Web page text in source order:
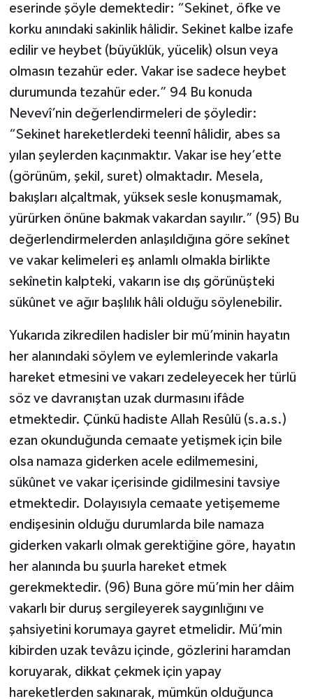
eserinde şöyle demektedir: “Sekinet, öfke ve
korku anındaki sakinlik hâlidir. Sekinet kalbe izafe
edilir ve heybet (büyüklük, yücelik) olsun veya
olmasın tezahür eder. Vakar ise sadece heybet
durumunda tezahür eder.” 94 Bu konuda
Nevevî’nin değerlendirmeleri de şöyledir:
“Sekinet hareketlerdeki teennî hâlidir, abes sa
yılan şeylerden kaçınmaktır. Vakar ise hey’ette
(görünüm, şekil, suret) olmaktadır. Mesela,
bakışları alçaltmak, yüksek sesle konuşmamak,
yürürken önüne bakmak vakardan sayılır.” (95) Bu
değerlendirmelerden anlaşıldığına göre sekînet
ve vakar kelimeleri eş anlamlı olmakla birlikte
sekînetin kalpteki, vakarın ise dış görünüşteki
sükûnet ve ağır başlılık hâli olduğu söylenebilir.
Yukarıda zikredilen hadisler bir mü’minin hayatın
her alanındaki söylem ve eylemlerinde vakarla
hareket etmesini ve vakarı zedeleyecek her türlü
söz ve davranıştan uzak durmasını ifâde
etmektedir. Çünkü hadiste Allah Resûlü (s.a.s.)
ezan okunduğunda cemaate yetişmek için bile
olsa namaza giderken acele edilmemesini,
sükûnet ve vakar içerisinde gidilmesini tavsiye
etmektedir. Dolayısıyla cemaate yetişememe
endişesinin olduğu durumlarda bile namaza
giderken vakarlı olmak gerektiğine göre, hayatın
her alanında bu şuurla hareket etmek
gerekmektedir. (96) Buna göre mü’min her dâim
vakarlı bir duruş sergileyerek saygınlığını ve
şahsiyetini korumaya gayret etmelidir. Mü’min
kibirden uzak tevâzu içinde, gözlerini haramdan
koruyarak, dikkat çekmek için yapay
hareketlerden sakınarak, mümkün olduğunca